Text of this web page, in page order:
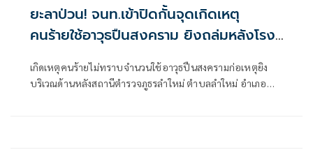
ยะลาป่วน! จนท.เข้าปิดกั้นจุดเกิดเหตุ
คนร้ายใช้อาวุธปืนสงคราม ยิงถล่มหลังโรง
เกิดเหตุคนร้ายไม่ทราบจำนวนใช้อาวุธปืนสงครามก่อเหตุยิง
บริเวณด้านหลังสถานีตำรวจภูธรลำใหม่ ตำบลลำใหม่ อำเภอ